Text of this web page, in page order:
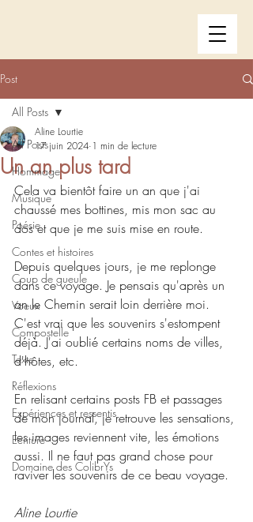
Post
All Posts
Hommage
Musique
Poésie
Contes et histoires
Coup de gueule
Voeux
Compostelle
Texte
Réflexions
Expériences et ressentis
Ecriture
Domaine des ColibrYs
All Posts
Un an plus tard
Aline Lourtie
17 juin 2024 1 min de lecture
Cela va bientôt faire un an que j'ai
chaussé mes bottines, mis mon sac au
dos et que je me suis mise en route.
Depuis quelques jours, je me replonge
dans ce voyage. Je pensais qu'après un
an le Chemin serait loin derrière moi.
C'est vrai que les souvenirs s'estompent
déjà. J'ai oublié certains noms de villes,
d'hôtes, etc.
En relisant certains posts FB et passages
de mon journal, je retrouve les sensations,
les images reviennent vite, les émotions
aussi. Il ne faut pas grand chose pour
raviver les souvenirs de ce beau voyage.
Aline Lourtie